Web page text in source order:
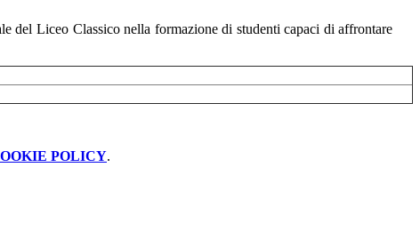
del Liceo Classico nella formazione di studenti capaci di affrontare
POLICY.